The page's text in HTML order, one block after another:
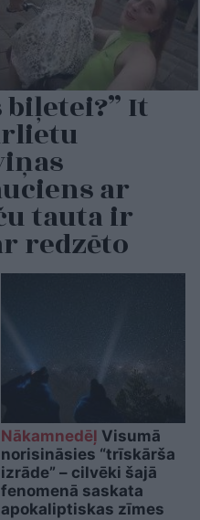
biļetei?” It
ar
tauta ir
redzēto
Nākamnedēļ Visumā
norisināsies “trīskārša
izrāde” – cilvēki šajā
fenomenā saskata
apokaliptiskas zīmes